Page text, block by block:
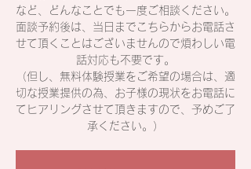
など、どんなことでも一度ご相談ください。
面談予約後は、当日までこちらからお電話さ
せて頂くことはございませんので煩わしい電
話対応も不要です。
（但し、無料体験授業をご希望の場合は、適
切な授業提供の為、お子様の現状をお電話に
てヒアリングさせて頂きますので、予めご了
承ください。）